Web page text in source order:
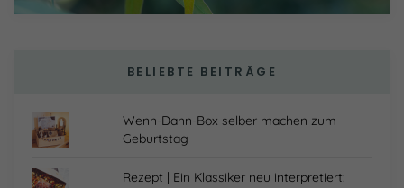
BELIEBTE BEITRÄGE
Wenn-Dann-Box selber machen zum
Geburtstag
Rezept | Ein Klassiker neu interpretiert: